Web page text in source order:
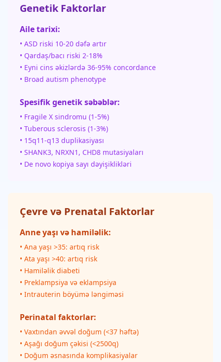
Genetik Faktorlar
Aile tarixi:
• ASD riski 10-20 dəfə artır
• Qardaş/bacı riski 2-18%
• Eyni cins əkizlərdə 36-95% concordance
• Broad autism phenotype
Spesifik genetik səbəblər:
• Fragile X sindromu (1-5%)
• Tuberous sclerosis (1-3%)
• 15q11-q13 duplikasiyası
• SHANK3, NRXN1, CHD8 mutasiyaları
• De novo kopiya sayı dəyişiklikləri
Çevre və Prenatal Faktorlar
Anne yaşı və hamiləlik:
• Ana yaşı >35: artıq risk
• Ata yaşı >40: artıq risk
• Hamiləlik diabeti
• Preklampsiya və eklampsiya
• Intrauterin böyümə ləngiməsi
Perinatal faktorlar:
• Vaxtından əvvəl doğum (<37 həftə)
• Aşağı doğum çəkisi (<2500q)
• Doğum əsnasında komplikasiyalar